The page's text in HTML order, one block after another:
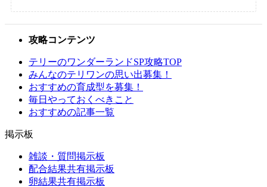
攻略コンテンツ
テリーのワンダーランドSP攻略TOP
みんなのテリワンの思い出募集！
おすすめの育成型を募集！
毎日やっておくべきこと
おすすめの記事一覧
掲示板
雑談・質問掲示板
配合結果共有掲示板
卵結果共有掲示板